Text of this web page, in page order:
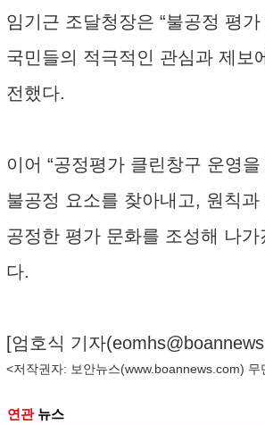
임기근 조달청장은 “불공정 평
국민들의 적극적인 관심과 제보
전했다.
이어 “공정평가 클린창구 운영
불공정 요소를 찾아내고, 원칙과
공정한 평가 문화를 조성해 나가
다.
[엄호식 기자(
<저작권자: 보안뉴스(www.boannews.com) 무
연관 뉴스